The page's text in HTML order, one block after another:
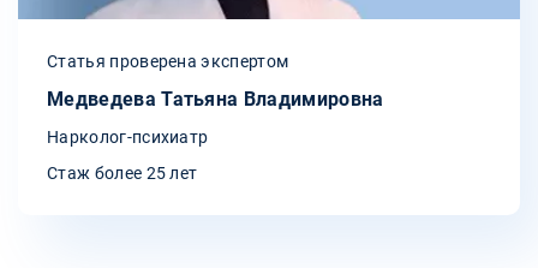
Статья проверена экспертом
Медведева Татьяна Владимировна
Нарколог-психиатр
Стаж более 25 лет